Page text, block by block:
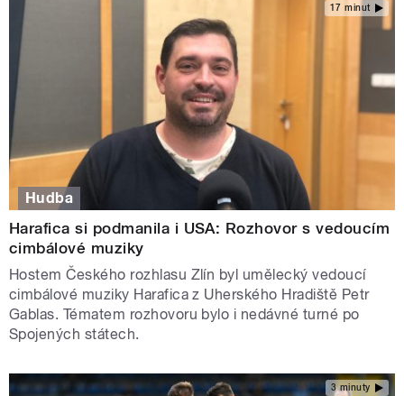
17 minut
Hudba
Harafica si podmanila i USA: Rozhovor s vedoucím
cimbálové muziky
Hostem Českého rozhlasu Zlín byl umělecký vedoucí
cimbálové muziky Harafica z Uherského Hradiště Petr
Gablas. Tématem rozhovoru bylo i nedávné turné po
Spojených státech.
3 minuty